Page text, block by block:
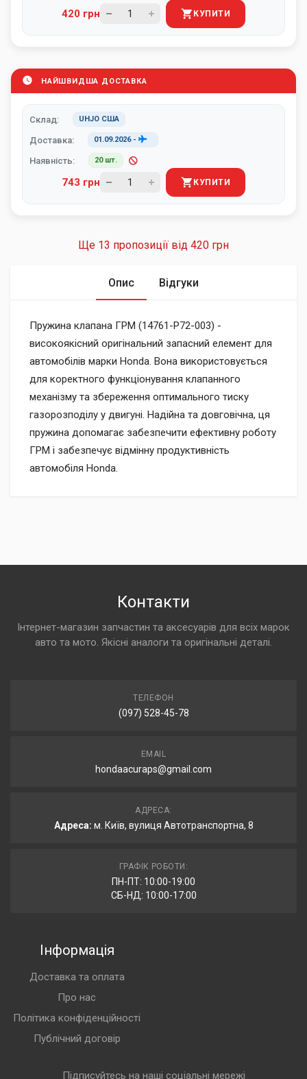
420 грн КУПИТИ
НАЙШВИДША ДОСТАВКА
Склад: UHJO США
Доставка: 01.09.2026-
Наявність: 20 шт.
743 грн КУПИТИ
Ще 13 пропозиції від 420 грн
Опис Відгуки
Пружина клапана ГРМ (14761-P72-003) -
високоякісний оригінальний запасний елемент для
автомобілів марки Honda. Вона використовується
для коректного функціонування клапанного
механізму та збереження оптимального тиску
газорозподілу у двигуні. Надійна та довговічна, ця
пружина допомагає забезпечити ефективну роботу
ГРМ і забезпечує відмінну продуктивність
автомобіля Honda.
Контакти
Інтернет-магазин запчастин та аксесуарів для всіх марок
авто та мото. Якісні аналоги та оригінальні деталі.
ТЕЛЕФОН
(097) 528-45-78
EMAIL
hondaacuraps@gmail.com
АДРЕСА:
Адреса: м. Київ, вулиця Автотранспортна, 8
ГРАФІК РОБОТИ:
ПН-ПТ: 10:00-19:00
СБ-НД: 10:00-17:00
Інформація
Доставка та оплата
Про нас
Політика конфіденційності
Публічний договір
Підписуйтесь на наші соціальні мережі